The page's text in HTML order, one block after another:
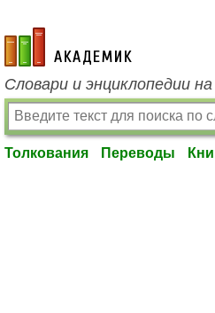
academic.ru
Словари и энциклопедии
Толкования Переводы